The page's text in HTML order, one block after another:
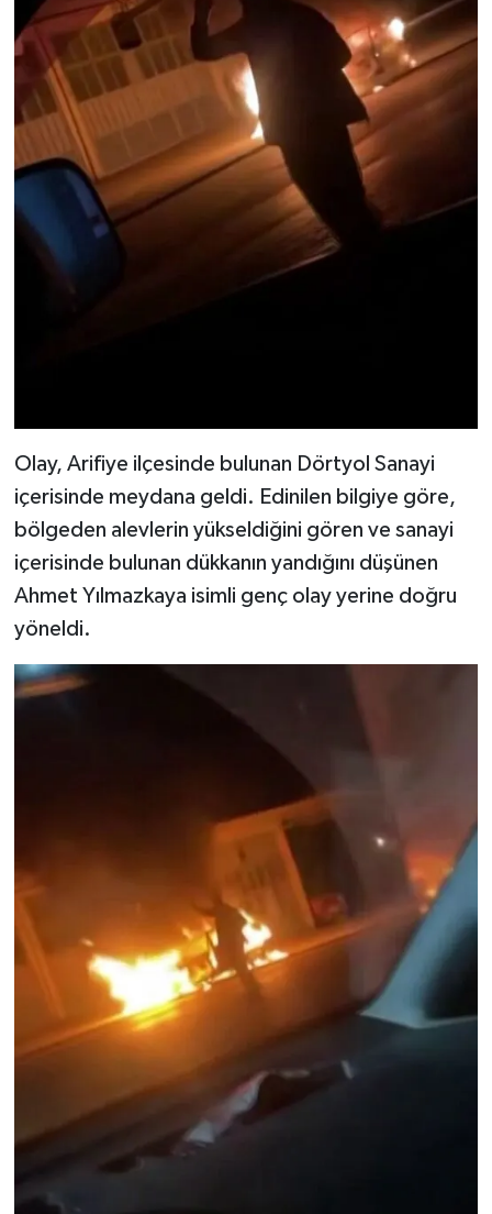
Olay, Arifiye ilçesinde bulunan Dörtyol Sanayi
içerisinde meydana geldi. Edinilen bilgiye göre,
bölgeden alevlerin yükseldiğini gören ve sanayi
içerisinde bulunan dükkanın yandığını düşünen
Ahmet Yılmazkaya isimli genç olay yerine doğru
yöneldi.